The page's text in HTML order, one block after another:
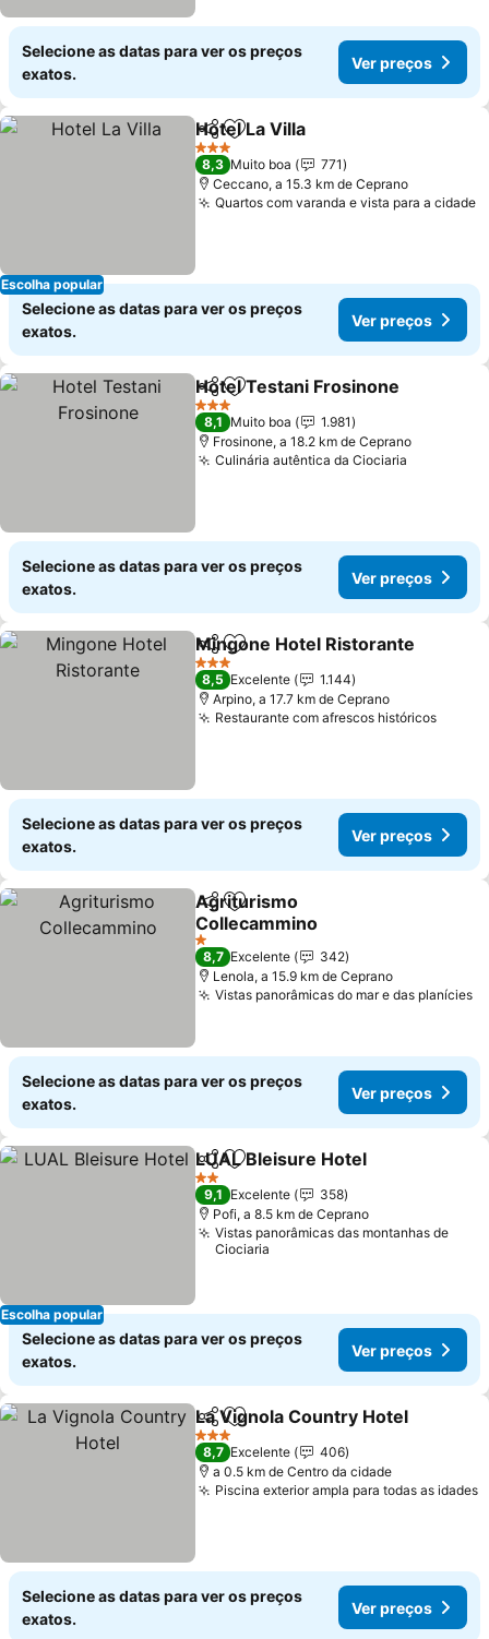
Selecione as datas para ver os preços
exatos.
Ver preços
Escolha popular
PartilharAdicionar aos favoritos
Hotel La Villa
3 Estrelas
8,3 Muito boa
771
Ceccano, a 15.3 km de Ceprano
Quartos com varanda e vista para a cidade
Selecione as datas para ver os preços
exatos.
Ver preços
PartilharAdicionar aos favoritos
Hotel Testani Frosinone
3 Estrelas
8,1 Muito boa
1.981
Frosinone, a 18.2 km de Ceprano
Culinária autêntica da Ciociaria
Selecione as datas para ver os preços
exatos.
Ver preços
PartilharAdicionar aos favoritos
Mingone Hotel Ristorante
3 Estrelas
8,5 Excelente
1.144
Arpino, a 17.7 km de Ceprano
Restaurante com afrescos históricosVer
Selecione as datas para ver os preços
exatos.
Ver preços
PartilharAdicionar aos favoritos
Agriturismo
Collecammino
Ver preços
1 Estrelas
8,7 Excelente
342
Lenola, a 15.9 km de Ceprano
Vistas panorâmicas do mar e das planícies
Selecione as datas para ver os preços
exatos.
Ver preços
Escolha popular
PartilharAdicionar aos favoritos
LUAL Bleisure Hotel
2 Estrelas
9,1 Excelente
358
Pofi, a 8.5 km de Ceprano
Vistas panorâmicas das montanhas de
Ciociaria
Selecione as datas para ver os preços
exatos.
Ver preços
PartilharAdicionar aos favoritos
La Vignola Country Hotel
3 Estrelas
8,7 Excelente
406
a 0.5 km de Centro da cidade
Piscina exterior ampla para todas as idades
Selecione as datas para ver os preços
exatos.
Ver preços